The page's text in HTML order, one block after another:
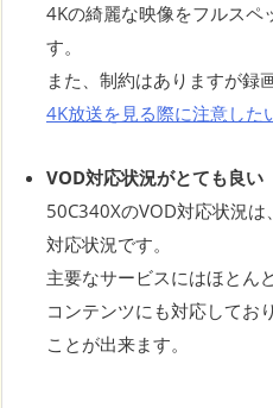
4Kの綺麗な映像をフルスペ
す。
また、制約はありますが録
4K放送を見る際に注意した
VOD対応状況がとても良い
50C340XのVOD対応状況
対応状況です。
主要なサービスにはほとん
コンテンツにも対応してお
ことが出来ます。